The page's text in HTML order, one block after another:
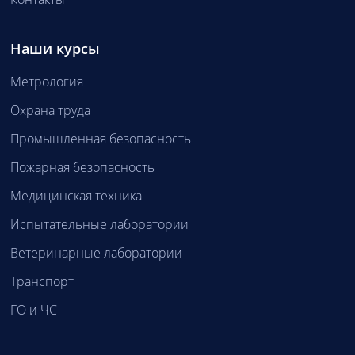
Наши курсы
Метрология
Охрана труда
Промышленная безопасность
Пожарная безопасность
Медицинская техника
Испытательные лаборатории
Ветеринарные лаборатории
Транспорт
ГО и ЧС